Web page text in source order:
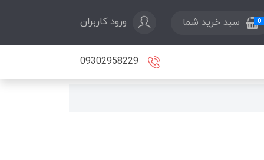
0 سبد خرید شما ورود کاربران